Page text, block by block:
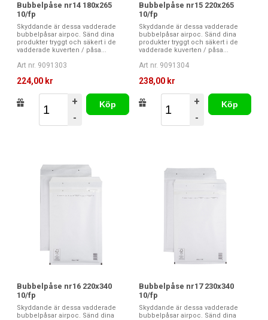
Bubbelpåse nr14 180x265
10/fp
Skyddande är dessa vadderade
bubbelpåsar airpoc. Sänd dina
produkter tryggt och säkert i de
vadderade kuverten / påsa...
Art nr. 9091303
224,00 kr
+
-
Köp
Bubbelpåse nr15 220x265
10/fp
Skyddande är dessa vadderade
bubbelpåsar airpoc. Sänd dina
produkter tryggt och säkert i de
vadderade kuverten / påsa...
Art nr. 9091304
238,00 kr
+
-
Köp
Bubbelpåse nr16 220x340
10/fp
Skyddande är dessa vadderade
bubbelpåsar airpoc. Sänd dina
Bubbelpåse nr17 230x340
10/fp
Skyddande är dessa vadderade
bubbelpåsar airpoc. Sänd dina